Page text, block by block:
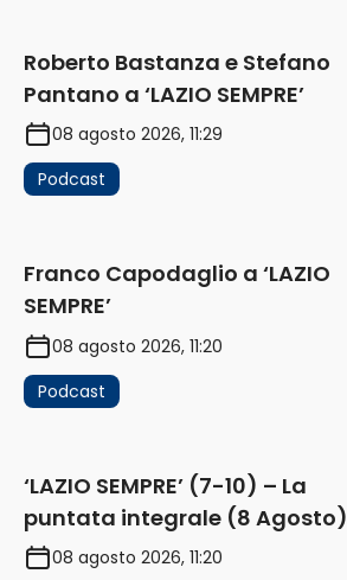
Roberto Bastanza e Stefano
Pantano a ‘LAZIO SEMPRE’
08 agosto 2026, 11:29
Podcast
Franco Capodaglio a ‘LAZIO
SEMPRE’
08 agosto 2026, 11:20
Podcast
‘LAZIO SEMPRE’ (7-10) – La
puntata integrale (8 Agosto)
08 agosto 2026, 11:20